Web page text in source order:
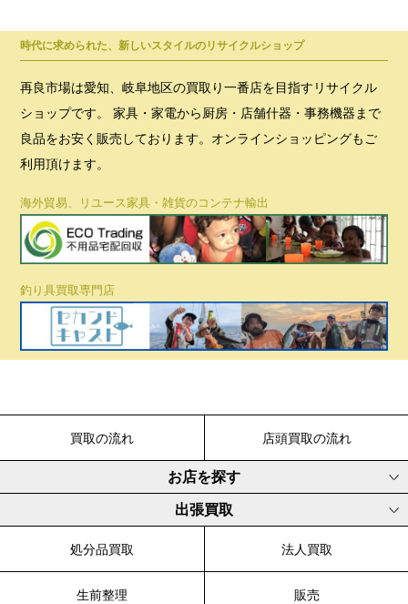
時代に求められた、新しいスタイルのリサイクルショップ
再良市場は愛知、岐阜地区の買取り一番店を目指すリサイクル
ショップです。 家具・家電から厨房・店舗什器・事務機器まで
良品をお安く販売しております。オンラインショッピングもご
利用頂けます。
海外貿易、リユース家具・雑貨のコンテナ輸出
釣り具買取専門店
買取の流れ 店頭買取の流れ
お店を探す
出張買取
処分品買取 法人買取
生前整理 販売